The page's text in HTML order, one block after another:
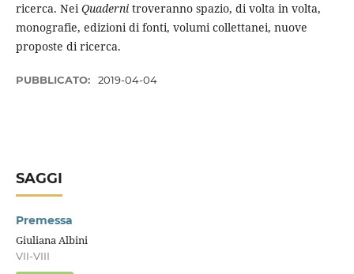
ricerca. NeiQuadernitroveranno spazio, di volta in volta,
monografie, edizioni di fonti, volumi collettanei, nuove
proposte di ricerca.
PUBBLICATO: 2019-04-04
SAGGI
Premessa
Giuliana Albini
VII-VIII